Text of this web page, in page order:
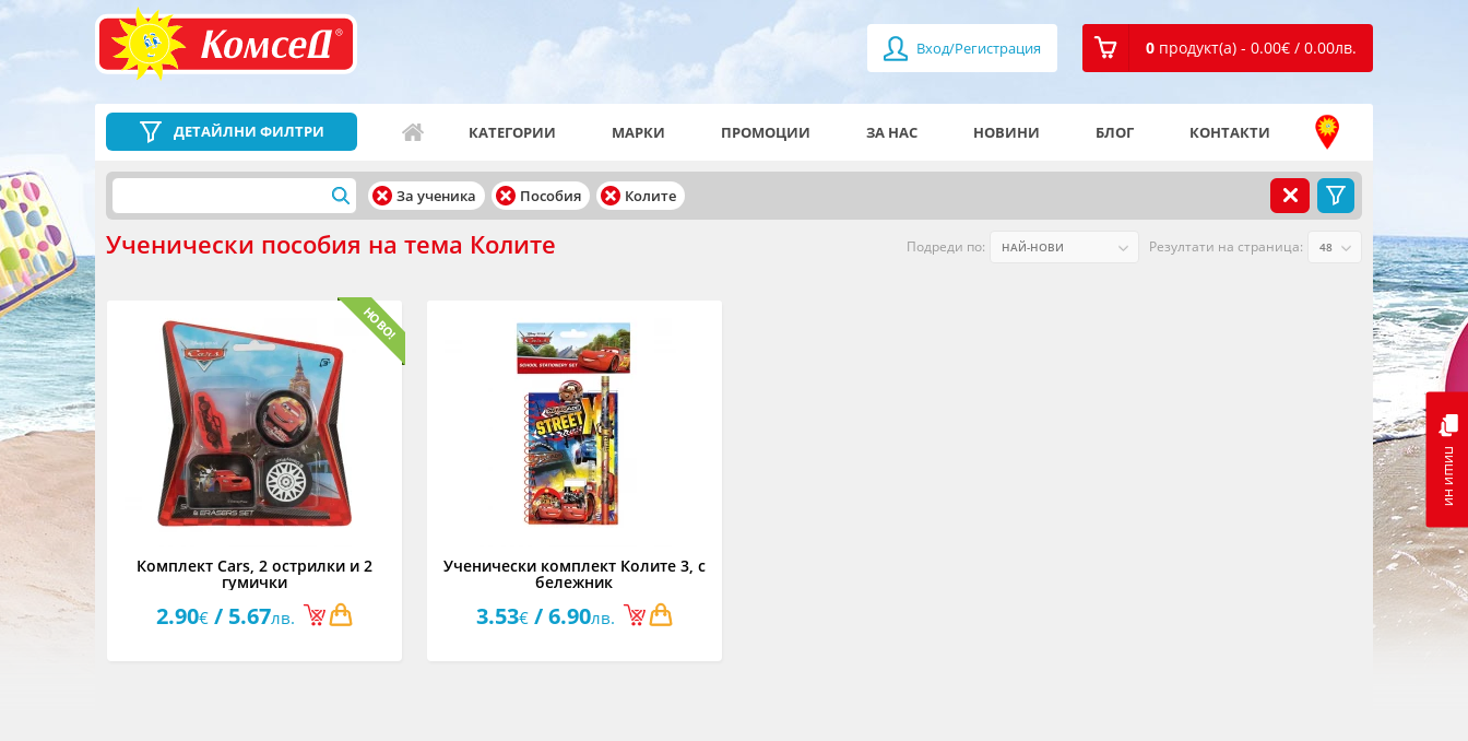
Вход/Регистрация 0 продукт(а) - 0.00€ / 0.00лв.
пиши ни
ДЕТАЙЛНИ ФИЛТРИ КАТЕГОРИИ МАРКИ ПРОМОЦИИ ЗА НАС НОВИНИ БЛОГ КОНТАКТИ
За ученика Пособия Колите
Ученически пособия на тема Колите Подреди по: Резултати на страница:
Комплект Cars, 2 острилки и 2
гумички
2.90€ / 5.67лв.
Ученически комплект Колите 3, с
бележник
3.53€/ 6.90лв.